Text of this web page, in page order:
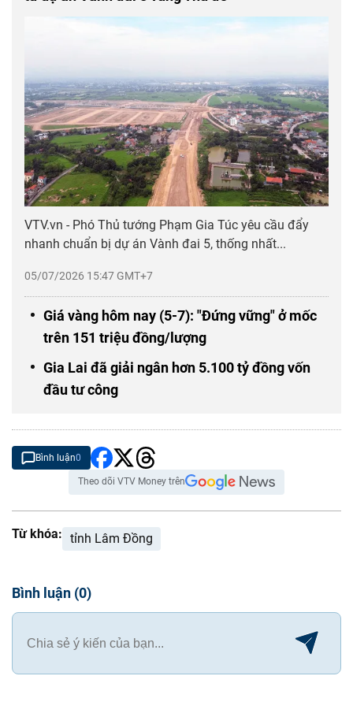
05/07/2026 15:47 GMT+7
VTV.vn - Phó Thủ tướng Phạm Gia Túc yêu cầu đẩy
nhanh chuẩn bị dự án Vành đai 5, thống nhất...
Giá vàng hôm nay (5-7): "Đứng vững" ở mốc
trên 151 triệu đồng/lượng
Gia Lai đã giải ngân hơn 5.100 tỷ đồng vốn
đầu tư công
Bình luận0
Theo dõi VTV Money trên
Từ khóa: tỉnh Lâm Đồng
Bình luận (0)